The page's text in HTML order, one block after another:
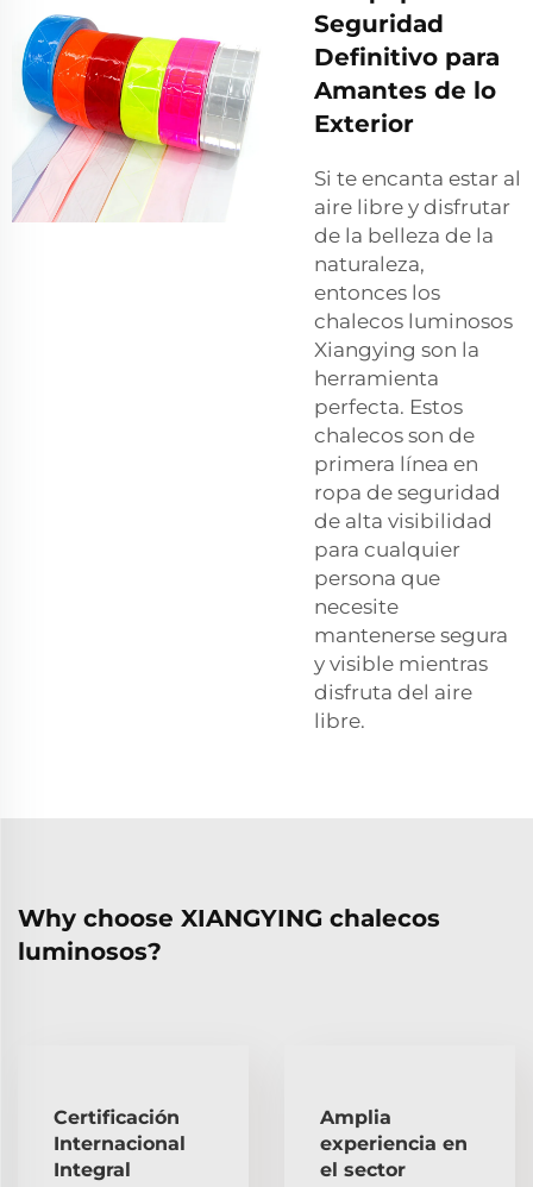
Seguridad
Definitivo para
Amantes de lo
Exterior
Si te encanta estar al
aire libre y disfrutar
de la belleza de la
naturaleza,
entonces los
chalecos luminosos
Xiangying son la
herramienta
perfecta. Estos
chalecos son de
primera línea en
ropa de seguridad
de alta visibilidad
para cualquier
persona que
necesite
mantenerse segura
y visible mientras
disfruta del aire
libre.
Why choose XIANGYING chalecos
luminosos?
Certificación
Internacional
Integral
Amplia
experiencia en
el sector